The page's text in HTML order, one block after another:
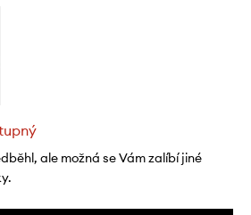
ale možná se Vám zalíbí jiné